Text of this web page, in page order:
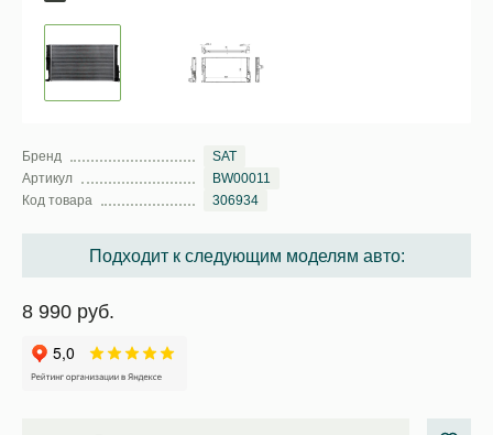
Бренд
SAT
Артикул
BW00011
Код товара
306934
Подходит к следующим моделям авто:
8 990 руб.